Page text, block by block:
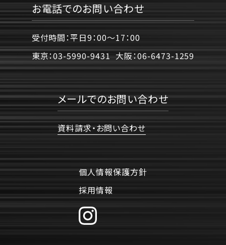
お電話でのお問い合わせ
受付時間：平日9：00〜17：00
東京：03-5990-9431 大阪：06-6473-1259
メールでのお問い合わせ
資料請求・お問い合わせ
個人情報保護方針
採用情報